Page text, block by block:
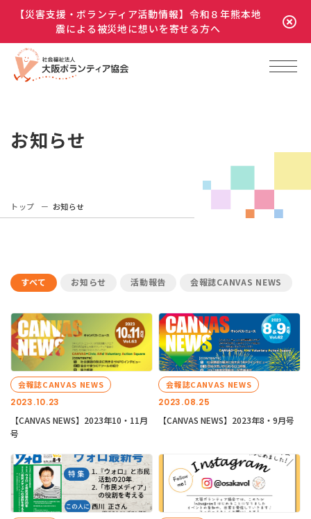
【災害支援・ボランティア活動情報】令和８年熊本地
震による被災地に想いを寄せる方へ
お知らせ
トップ お知らせ
すべて お知らせ 活動報告 会報誌CANVAS NEWS
2023.10.23
会報誌CANVAS NEWS
【CANVAS NEWS】2023年10・11月
号
2023.08.25
会報誌CANVAS NEWS
【CANVAS NEWS】2023年8・9月号